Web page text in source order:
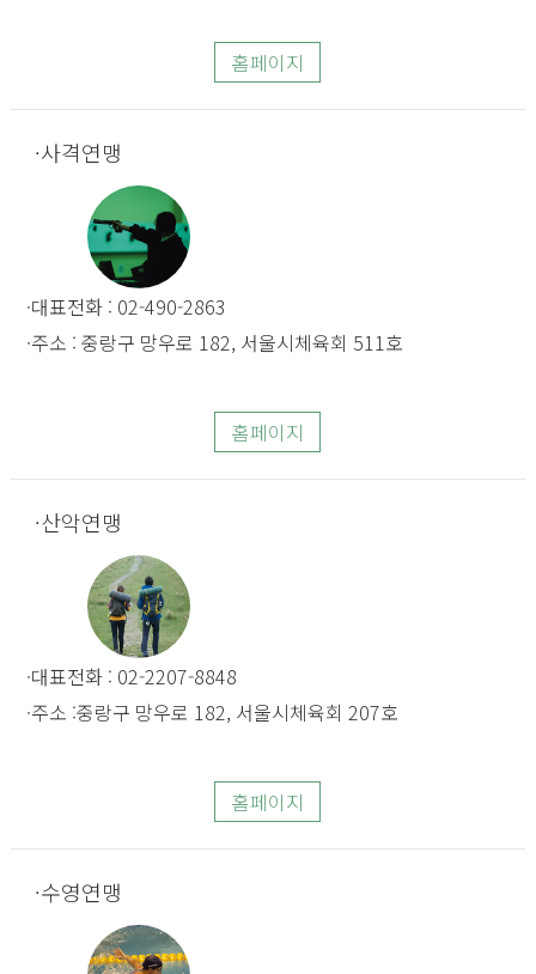
홈페이지
사격연맹
대표전화 : 02-490-2863
주소 : 중랑구 망우로 182, 서울시체육회 511호
홈페이지
산악연맹
대표전화 : 02-2207-8848
주소 :중랑구 망우로 182, 서울시체육회 207호
홈페이지
수영연맹